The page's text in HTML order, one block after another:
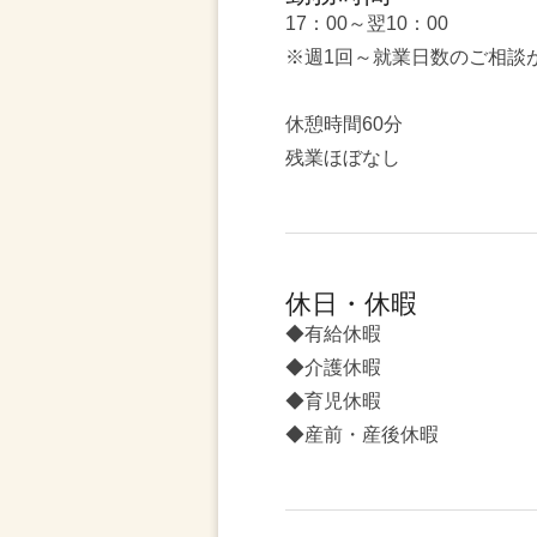
17：00～翌10：00
※週1回～就業日数のご相談
休憩時間60分
残業ほぼなし
休日・休暇
◆有給休暇
◆介護休暇
◆育児休暇
◆産前・産後休暇